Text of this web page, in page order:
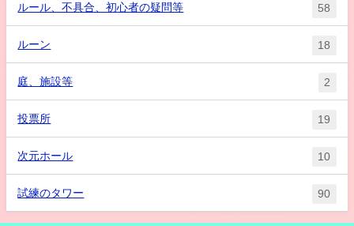
ルール、不具合、初心者の疑問等 58
ルーン 18
庭、施設等 2
投票所 19
次元ホール 10
試練のタワー 90